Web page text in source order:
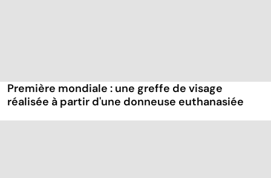
Première mondiale : une greffe de visage
réalisée à partir d'une donneuse euthanasiée